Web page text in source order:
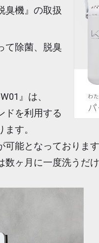
臭機』の取扱
て除菌、脱臭
』は、
ドを利用する
す。
能となっております
数ヶ月に一度洗うだ